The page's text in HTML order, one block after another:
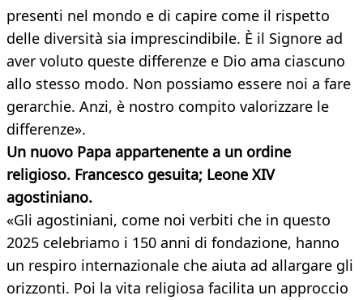
presenti nel mondo e di capire come il rispetto
delle diversità sia imprescindibile. È il Signore ad
aver voluto queste differenze e Dio ama ciascuno
allo stesso modo. Non possiamo essere noi a fare
gerarchie. Anzi, è nostro compito valorizzare le
differenze».
Un nuovo Papa appartenente a un ordine
religioso. Francesco gesuita; Leone XIV
agostiniano.
«Gli agostiniani, come noi verbiti che in questo
2025 celebriamo i 150 anni di fondazione, hanno
un respiro internazionale che aiuta ad allargare gli
orizzonti. Poi la vita religiosa facilita un approccio